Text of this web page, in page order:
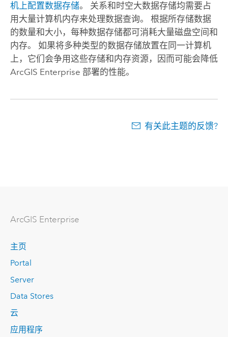
机上配置数据存储。 关系和时空大数据存储均需要占
用大量计算机内存来处理数据查询。 根据所存储数据
的数量和大小，每种数据存储都可消耗大量磁盘空间和
内存。 如果将多种类型的数据存储放置在同一计算机
上，它们会争用这些存储和内存资源，因而可能会降低
ArcGIS Enterprise 部署的性能。
有关此主题的反馈?
ArcGIS Enterprise
主页
Portal
Server
Data Stores
云
应用程序